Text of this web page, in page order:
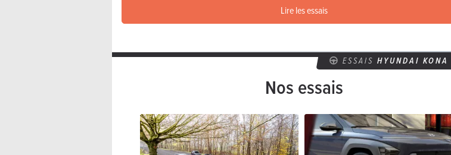
Lire les essais
ESSAISHYUNDAI KONA
Nos essais